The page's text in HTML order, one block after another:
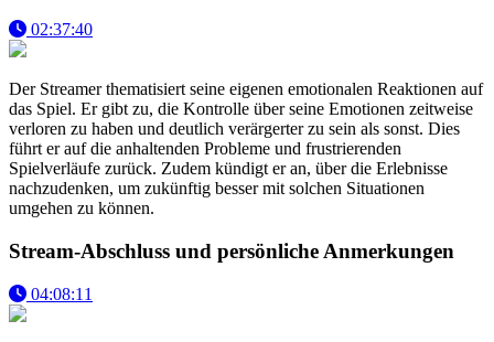
02:37:40
Der Streamer thematisiert seine eigenen emotionalen Reaktionen auf
das Spiel. Er gibt zu, die Kontrolle über seine Emotionen zeitweise
verloren zu haben und deutlich verärgerter zu sein als sonst. Dies
führt er auf die anhaltenden Probleme und frustrierenden
Spielverläufe zurück. Zudem kündigt er an, über die Erlebnisse
nachzudenken, um zukünftig besser mit solchen Situationen
umgehen zu können.
Stream-Abschluss und persönliche Anmerkungen
04:08:11